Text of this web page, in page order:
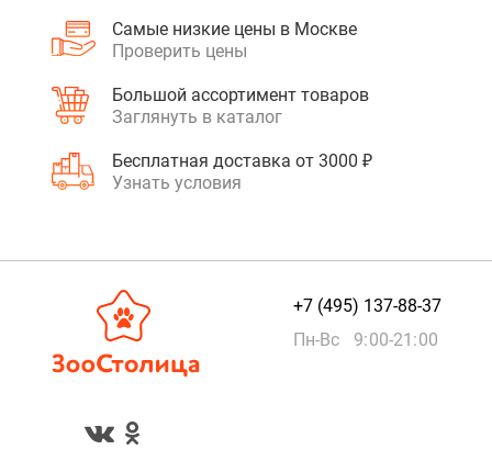
Самые низкие цены в Москве
Проверить цены
Большой ассортимент товаров
Заглянуть в каталог
Бесплатная доставка от 3000 ₽
Узнать условия
+7 (495) 137-88-37
Пн-Вс 9:00-21:00